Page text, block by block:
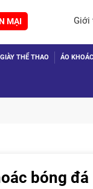
MẠI Giới
GIÀY THỂ THAO ÁO KHOÁC
bóng